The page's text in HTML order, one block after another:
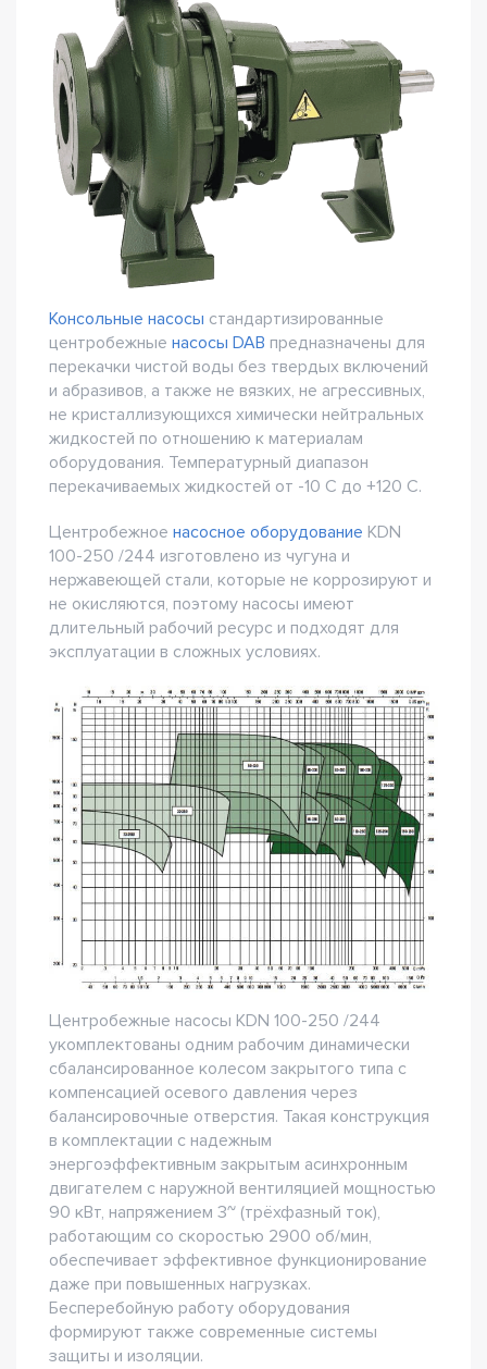
Консольные насосы стандартизированные
центробежные насосы DAB предназначены для
перекачки чистой воды без твердых включений
и абразивов, а также не вязких, не агрессивных,
не кристаллизующихся химически нейтральных
жидкостей по отношению к материалам
оборудования. Температурный диапазон
перекачиваемых жидкостей от -10 С до +120 С.
Центробежное насосное оборудование KDN
100-250 /244 изготовлено из чугуна и
нержавеющей стали, которые не коррозируют и
не окисляются, поэтому насосы имеют
длительный рабочий ресурс и подходят для
эксплуатации в сложных условиях.
Центробежные насосы KDN 100-250 /244
укомплектованы одним рабочим динамически
сбалансированное колесом закрытого типа с
компенсацией осевого давления через
балансировочные отверстия. Такая конструкция
в комплектации с надежным
энергоэффективным закрытым асинхронным
двигателем с наружной вентиляцией мощностью
90 кВт, напряжением 3~ (трёхфазный ток),
работающим со скоростью 2900 об/мин,
обеспечивает эффективное функционирование
даже при повышенных нагрузках.
Бесперебойную работу оборудования
формируют также современные системы
защиты и изоляции.